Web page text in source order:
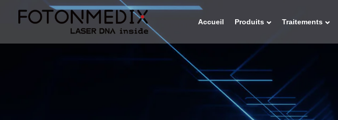
Accueil Produits Traitements